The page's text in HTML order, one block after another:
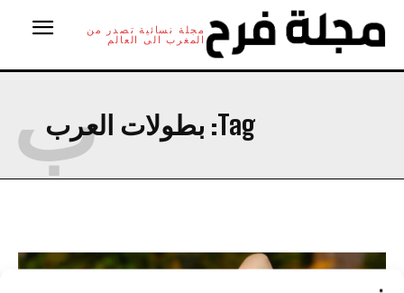
مجلة نسائية تصدر من
المغرب الى العالم
Tag: بطولات العرب
ب